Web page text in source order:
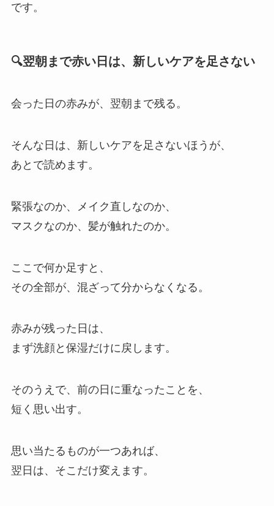
です。
🔍翌朝まで赤い日は、新しいケアを足さない
会った日の赤みが、翌朝まで残る。
そんな日は、新しいケアを足さないほうが、
あとで読めます。
緊張なのか、メイク直しなのか、
マスクなのか、髪が触れたのか。
ここで何か足すと、
その全部が、混ざって分からなくなる。
赤みが残った日は、
まず洗顔と保湿だけに戻します。
そのうえで、前の日に重なったことを、
短く思い出す。
思い当たるものが一つあれば、
翌日は、そこだけ変えます。